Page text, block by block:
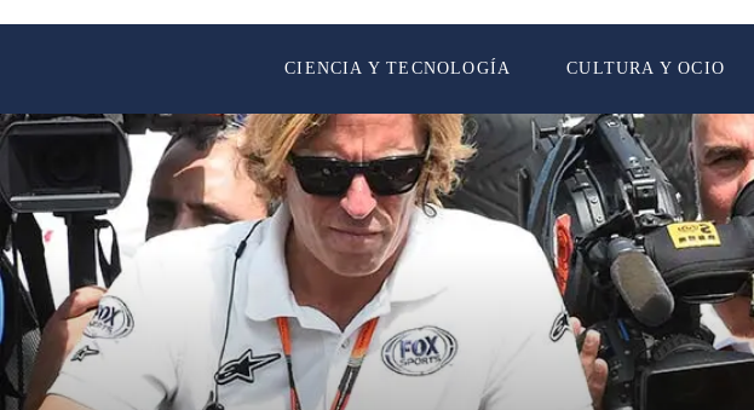
CIENCIA Y TECNOLOGÍA CULTURA Y OCIO